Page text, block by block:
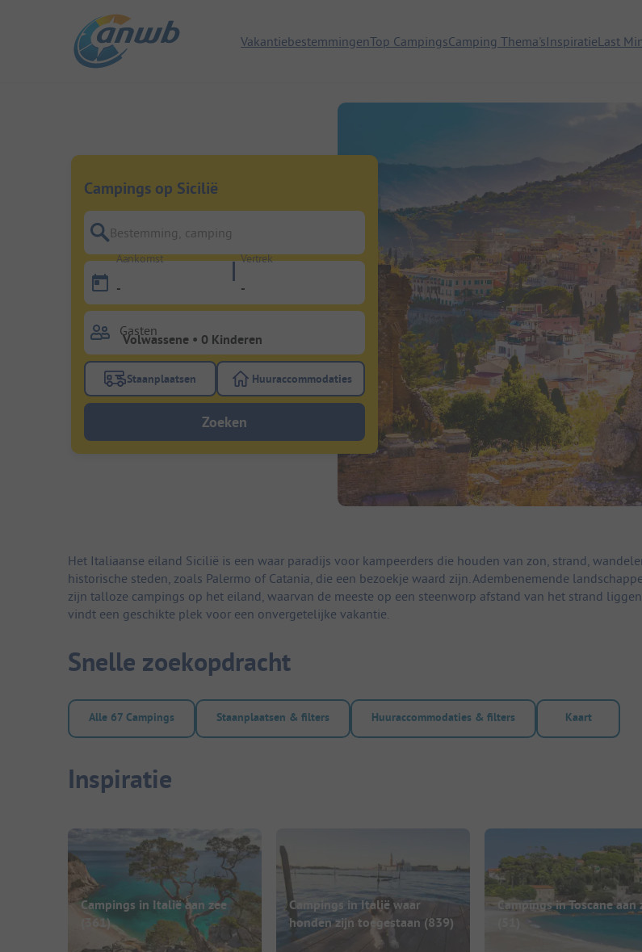
VakantiebestemmingenTop CampingsCamping Thema'sInspiratieLast
Campings op Sicilië
Bestemming, camping
Aankomst
-
Vertrek
-
Gasten
Gebruik de filterknop staanplaatsen om te zoeken naar staanplaatsen
Staanplaatsen Gebruik de filterknop huuraccommodaties om te zoeken naar
Huuraccommodaties
Zoeken
Het Italiaanse eiland Sicilië is een waar paradijs voor kampeerders die houden van zon, strand,
historische steden, zoals Palermo of Catania, die een bezoekje waard zijn. Adembenemende
zijn talloze campings op het eiland, waarvan de meeste op een steenworp afstand van het strand
vindt een geschikte plek voor een onvergetelijke vakantie.
Snelle zoekopdracht
Alle 67 Campings Staanplaatsen & filters Huuraccommodaties & filters Kaart
Inspiratie
Campings in Italië aan zee
(361)
Campings in Italië waar
honden zijn toegestaan (839)
Campings in Toscane aan